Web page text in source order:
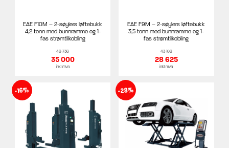
EAE F10M – 2-søylers løftebukk
4,2 tonn med bunnramme og 1-
fas strømtilkobling
46 736
35 000
inkl mva
EAE F9M – 2-søylers løftebukk
3,5 tonn med bunnramme og 1-
fas strømtilkobling
43 106
28 625
inkl mva
-16% -28%